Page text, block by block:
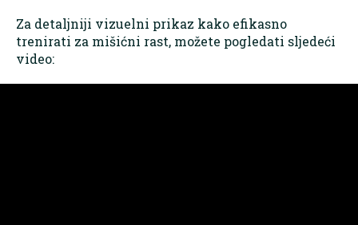
Za detaljniji vizuelni prikaz kako efikasno
trenirati za mišićni rast, možete pogledati sljedeći
video: